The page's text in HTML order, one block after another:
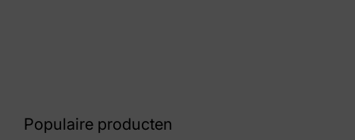
Populaire producten